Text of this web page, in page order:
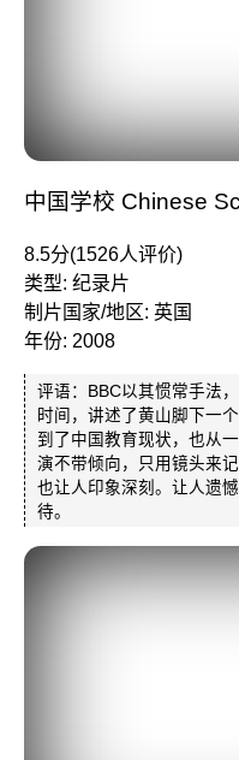
中国学校 Chinese
8.5分(1526人评价)
类型: 纪录片
制片国家/地区: 英国
年份: 2008
评语：BBC以其惯常手法
时间，讲述了黄山脚下一
到了中国教育现状，也从
演不带倾向，只用镜头来
也让人印象深刻。让人遗
待。